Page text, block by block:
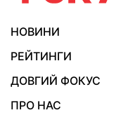
НОВИНИ
РЕЙТИНГИ
ДОВГИЙ ФОКУС
ПРО НАС